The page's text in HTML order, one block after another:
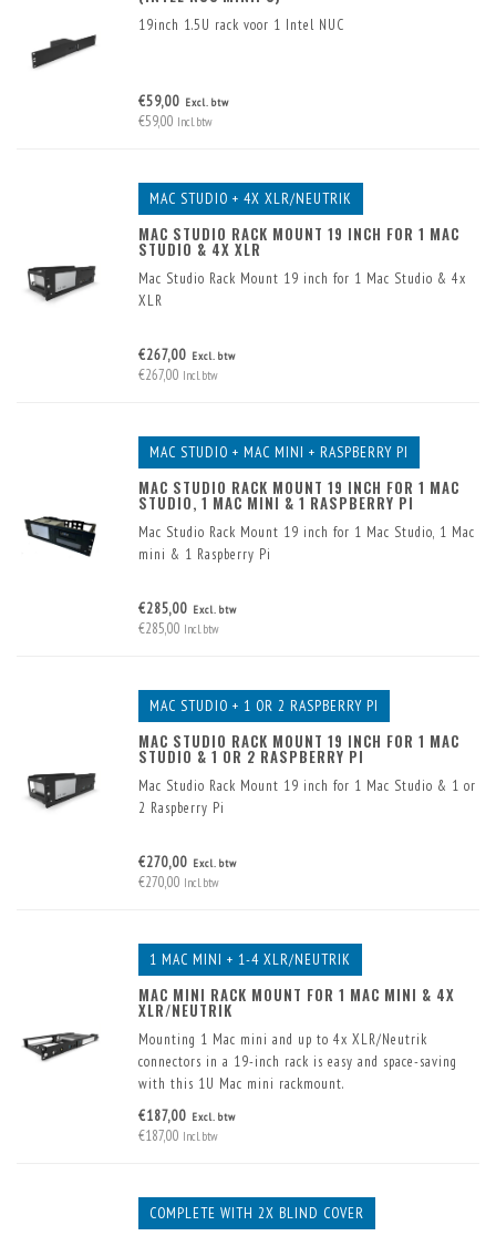
19inch 1.5U rack voor 1 Intel NUC
€59,00 Excl. btw
€59,00 Incl. btw
MAC STUDIO + 4X XLR/NEUTRIK
MAC STUDIO RACK MOUNT 19 INCH FOR 1 MAC
STUDIO & 4X XLR
Mac Studio Rack Mount 19 inch for 1 Mac Studio & 4x
XLR
€267,00 Excl. btw
€267,00 Incl. btw
MAC STUDIO + MAC MINI + RASPBERRY PI
MAC STUDIO RACK MOUNT 19 INCH FOR 1 MAC
STUDIO, 1 MAC MINI & 1 RASPBERRY PI
Mac Studio Rack Mount 19 inch for 1 Mac Studio, 1 Mac
mini & 1 Raspberry Pi
€285,00 Excl. btw
€285,00 Incl. btw
MAC STUDIO + 1 OR 2 RASPBERRY PI
MAC STUDIO RACK MOUNT 19 INCH FOR 1 MAC
STUDIO & 1 OR 2 RASPBERRY PI
Mac Studio Rack Mount 19 inch for 1 Mac Studio & 1 or
2 Raspberry Pi
€270,00 Excl. btw
€270,00 Incl. btw
1 MAC MINI + 1-4 XLR/NEUTRIK
MAC MINI RACK MOUNT FOR 1 MAC MINI & 4X
XLR/NEUTRIK
Mounting 1 Mac mini and up to 4x XLR/Neutrik
connectors in a 19-inch rack is easy and space-saving
with this 1U Mac mini rackmount.
Two USB connectors have already been built into the
front.
€187,00 Excl. btw
€187,00 Incl. btw
COMPLETE WITH 2X BLIND COVER